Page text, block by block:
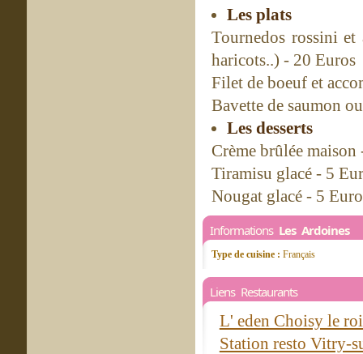
Les plats
Tournedos rossini et
haricots..) - 20 Euros
Filet de boeuf et
Bavette de saumon
Les desserts
Crème brûlée maison
Tiramisu glacé - 5
Nougat glacé - 5
Informations Les Ardoines
Type de cuisine : Français
Liens Restaurants
L' eden Choisy le
Station resto Vitry-